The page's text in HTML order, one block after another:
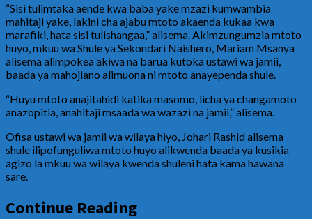
“Sisi tulimtaka aende kwa baba yake mzazi kumwambia
mahitaji yake, lakini cha ajabu mtoto akaenda kukaa kwa
marafiki, hata sisi tulishangaa,” alisema. Akimzungumzia mtoto
huyo, mkuu wa Shule ya Sekondari Naishero, Mariam Msanya
alisema alimpokea akiwa na barua kutoka ustawi wa jamii,
baada ya mahojiano alimuona ni mtoto anayependa shule.
“Huyu mtoto anajitahidi katika masomo, licha ya changamoto
anazopitia, anahitaji msaada wa wazazi na jamii,” alisema.
Ofisa ustawi wa jamii wa wilaya hiyo, Johari Rashid alisema
shule ilipofunguliwa mtoto huyo alikwenda baada ya kusikia
agizo la mkuu wa wilaya kwenda shuleni hata kama hawana
sare.
Continue Reading